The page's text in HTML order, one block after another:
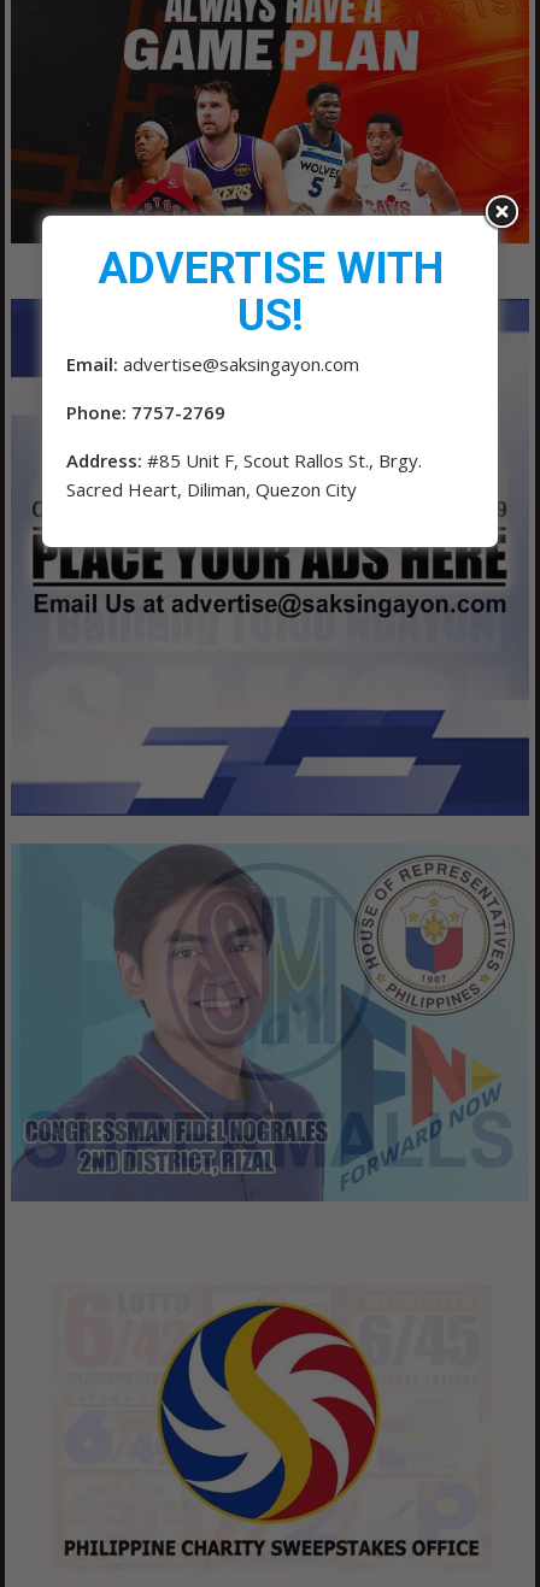
ADVERTISE WITH
US!
Email: advertise@saksingayon.com
Phone: 7757-2769
Address: #85 Unit F, Scout Rallos St., Brgy.
Sacred Heart, Diliman, Quezon City